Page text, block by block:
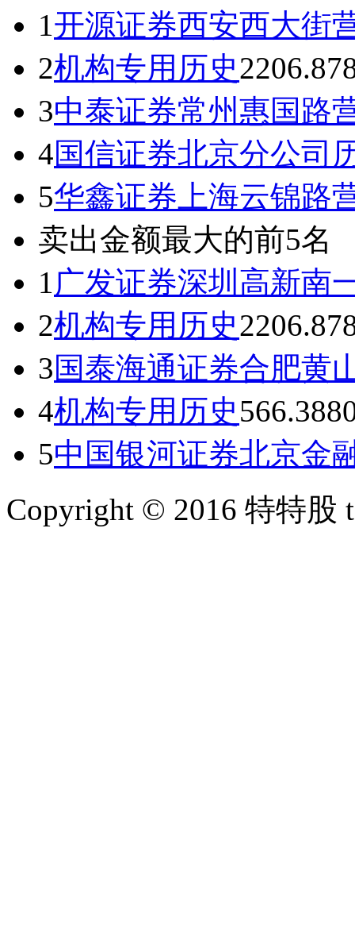
1开源证券西安西大街
2机构专用 历史2206.87
3中泰证券常州惠国路
4国信证券北京分公司
5华鑫证券上海云锦路
卖出金额最大的前5名
1广发证券深圳高新南
2机构专用 历史2206.87
3国泰海通证券合肥黄
4机构专用 历史566.38
5中国银河证券北京金
Copyright © 2016 特特股